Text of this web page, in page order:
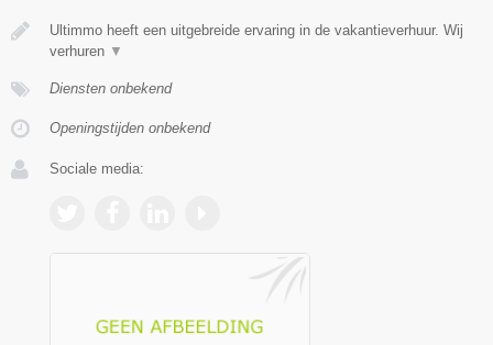
Ultimmo heeft een uitgebreide ervaring in de vakantieverhuur. Wij
verhuren ▼
Diensten onbekend
Openingstijden onbekend
Sociale media: